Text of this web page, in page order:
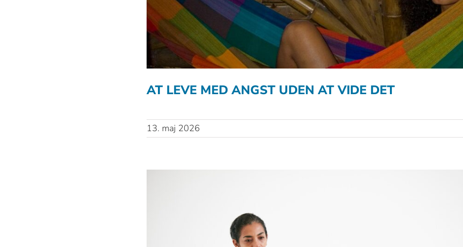
AT LEVE MED ANGST UDEN AT VIDE DET
13. maj 2026